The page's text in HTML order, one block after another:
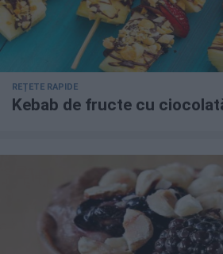
REȚETE RAPIDE
Kebab de fructe cu